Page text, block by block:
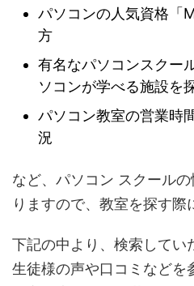
パソコンの人気資格「
方
有名なパソコンスクー
ソコンが学べる施設を
パソコン教室の営業時
況
など、パソコン スクール
りますので、教室を探す際
下記の中より、検索してい
生徒様の声や口コミなどを